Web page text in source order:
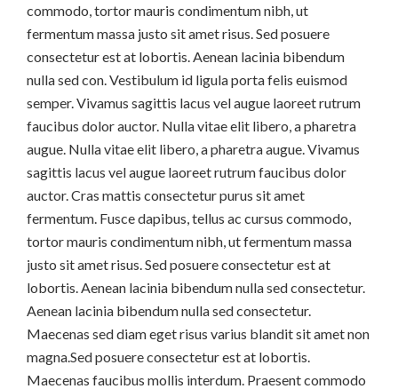
commodo, tortor mauris condimentum nibh, ut
fermentum massa justo sit amet risus. Sed posuere
consectetur est at lobortis. Aenean lacinia bibendum
nulla sed con. Vestibulum id ligula porta felis euismod
semper. Vivamus sagittis lacus vel augue laoreet rutrum
faucibus dolor auctor. Nulla vitae elit libero, a pharetra
augue. Nulla vitae elit libero, a pharetra augue. Vivamus
sagittis lacus vel augue laoreet rutrum faucibus dolor
auctor. Cras mattis consectetur purus sit amet
fermentum. Fusce dapibus, tellus ac cursus commodo,
tortor mauris condimentum nibh, ut fermentum massa
justo sit amet risus. Sed posuere consectetur est at
lobortis. Aenean lacinia bibendum nulla sed consectetur.
Aenean lacinia bibendum nulla sed consectetur.
Maecenas sed diam eget risus varius blandit sit amet non
magna.Sed posuere consectetur est at lobortis.
Maecenas faucibus mollis interdum. Praesent commodo